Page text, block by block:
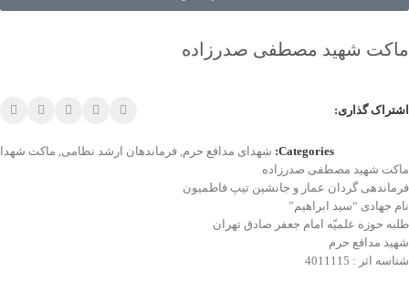
ماکت شهید مصطفی صدرزاده
اشتراک گذاری:
Categories: شهدای مدافع حرم, فرماندهان ارشد نظامی, ماکت شهدا
ماکت شهید مصطفی صدرزاده
فرماندهی گردان عمار و جانشین تیپ فاطمیون
نام جهادی “سید ابراهیم”
طلبه حوزه علمیّه امام جعفر صادق تهران
شهید مدافع حرم
شناسه اثر : 4011115